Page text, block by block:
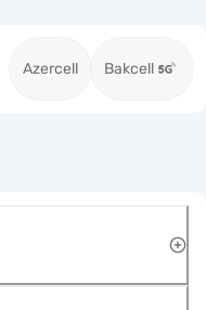
Azercell Bakcell